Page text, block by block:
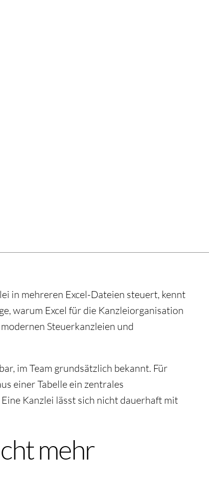
in mehreren Excel-Dateien steuert, kennt
warum Excel für die Kanzleiorganisation
Steuerkanzleien und
im Team grundsätzlich bekannt. Für
einer Tabelle ein zentrales
Kanzlei lässt sich nicht dauerhaft mit
mehr